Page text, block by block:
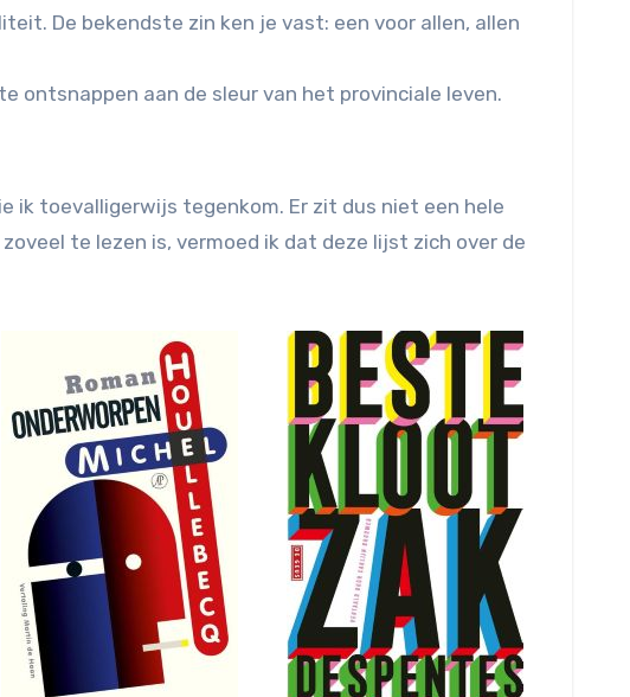
De bekendste zin ken je vast: een voor allen, allen
ontsnappen aan de sleur van het provinciale leven.
ik toevalligerwijs tegenkom. Er zit dus niet een hele
te lezen is, vermoed ik dat deze lijst zich over de